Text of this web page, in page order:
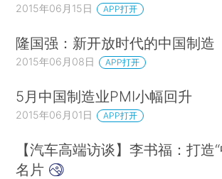
2015年06月15日 APP打开
隆国强：新开放时代的中国制造
2015年06月08日 APP打开
5月中国制造业PMI小幅回升
2015年06月01日 APP打开
【汽车高端访谈】李书福：打造
名片